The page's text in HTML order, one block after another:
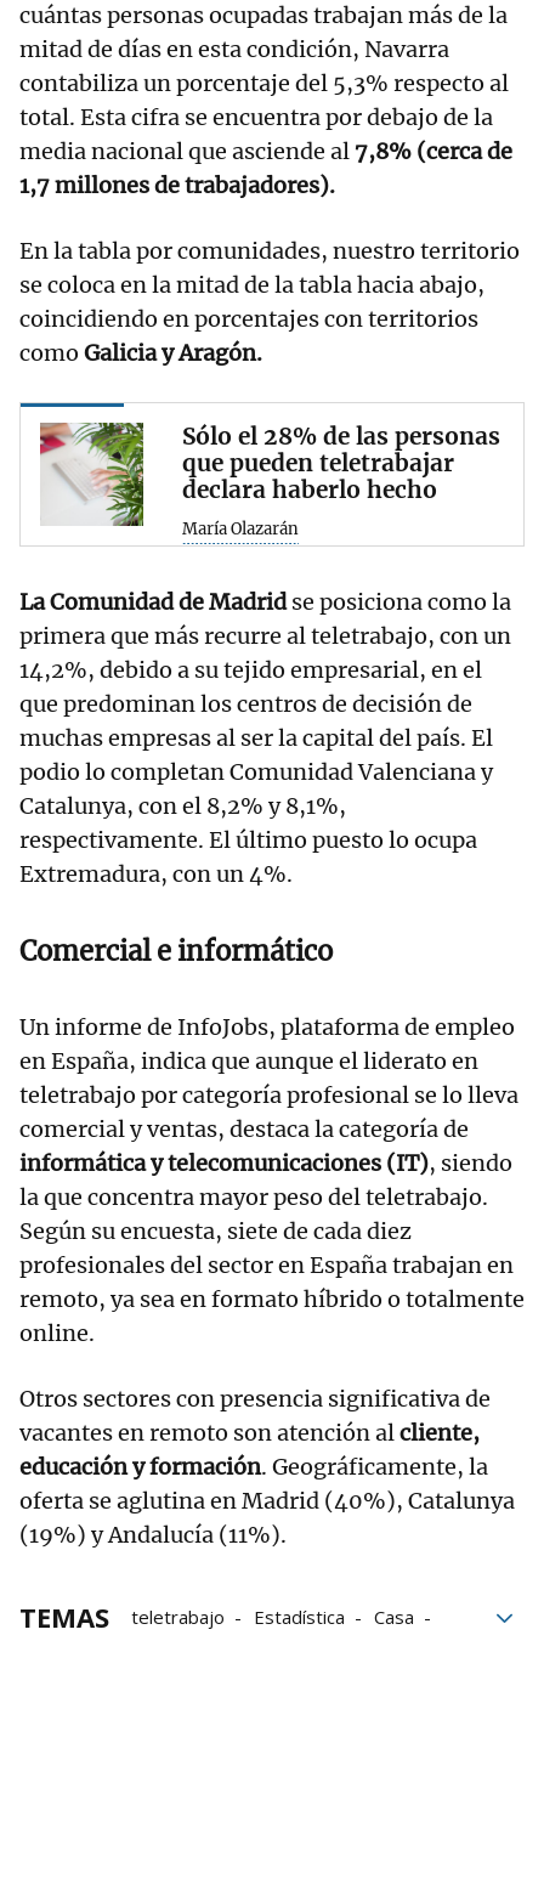
cuántas personas ocupadas trabajan más de la
mitad de días en esta condición, Navarra
contabiliza un porcentaje del 5,3% respecto al
total. Esta cifra se encuentra por debajo de la
media nacional que asciende al 7,8% (cerca de
1,7 millones de trabajadores).
En la tabla por comunidades, nuestro territorio
se coloca en la mitad de la tabla hacia abajo,
coincidiendo en porcentajes con territorios
como Galicia y Aragón.
Sólo el 28% de las personas
que pueden teletrabajar
declara haberlo hecho
María Olazarán
La Comunidad de Madridse posiciona como la
primera que más recurre al teletrabajo, con un
14,2%, debido a su tejido empresarial, en el
que predominan los centros de decisión de
muchas empresas al ser la capital del país. El
podio lo completan Comunidad Valenciana y
Catalunya, con el 8,2% y 8,1%,
respectivamente. El último puesto lo ocupa
Extremadura, con un 4%.
Comercial e informático
Un informe de InfoJobs, plataforma de empleo
en España, indica que aunque el liderato en
teletrabajo por categoría profesional se lo lleva
comercial y ventas, destaca la categoría de
informática y telecomunicaciones (IT), siendo
la que concentra mayor peso del teletrabajo.
Según su encuesta, siete de cada diez
profesionales del sector en España trabajan en
remoto, ya sea en formato híbrido o totalmente
online.
Otros sectores con presencia significativa de
vacantes en remoto son atención alcliente,
educación y formación. Geográficamente, la
oferta se aglutina en Madrid (40%), Catalunya
(19%) y Andalucía (11%).
TEMAS teletrabajo Estadística
Casa